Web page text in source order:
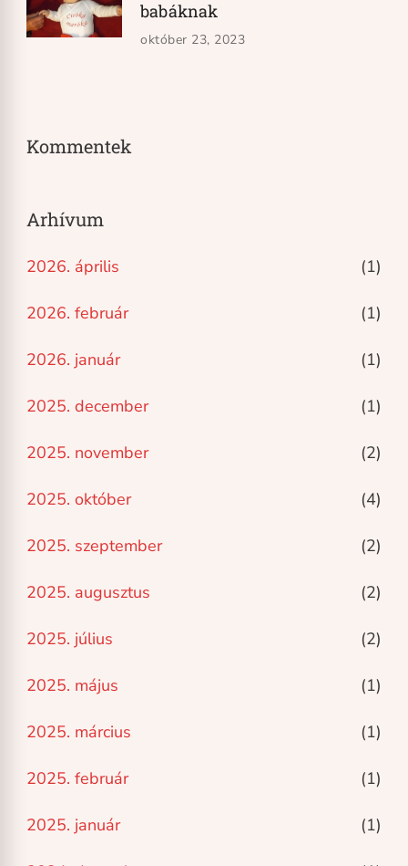
babáknak
október 23, 2023
Kommentek
Arhívum
2026. április (1)
2026. február (1)
2026. január (1)
2025. december (1)
2025. november (2)
2025. október (4)
2025. szeptember (2)
2025. augusztus (2)
2025. július (2)
2025. május (1)
2025. március (1)
2025. február (1)
2025. január (1)